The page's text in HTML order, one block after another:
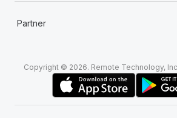
Partner
Copyright © 2026. Remote Technology,